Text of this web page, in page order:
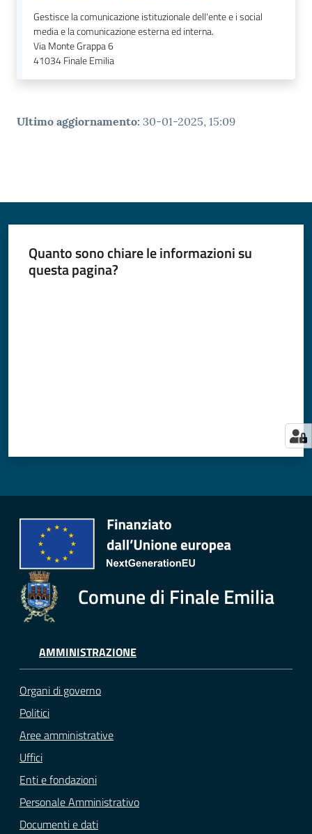
Gestisce la comunicazione istituzionale dell'ente e i social
media e la comunicazione esterna ed interna.
Via Monte Grappa 6
41034Finale Emilia
Ultimo aggiornamento: 30-01-2025, 15:09
Quanto sono chiare le informazioni su
questa pagina?
Comune di Finale Emilia
AMMINISTRAZIONE
Organi di governo
Politici
Aree amministrative
Uffici
Enti e fondazioni
Personale Amministrativo
Documenti e dati